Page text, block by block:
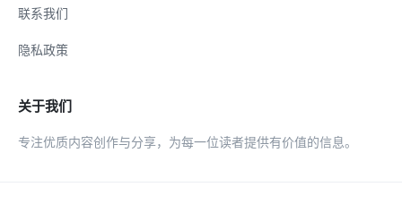
联系我们
隐私政策
关于我们
专注优质内容创作与分享，为每一位读者提供有价值的信息。